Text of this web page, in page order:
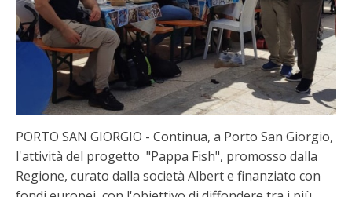
PORTO SAN GIORGIO - Continua, a Porto San Giorgio,
l'attività del progetto "Pappa Fish", promosso dalla
Regione, curato dalla società Albert e finanziato con